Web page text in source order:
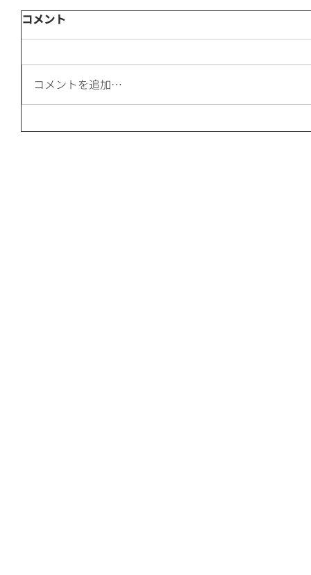
コメント
コメントを追加…